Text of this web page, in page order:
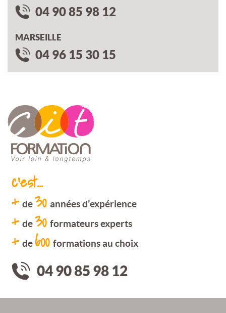
04 90 85 98 12
MARSEILLE
04 96 15 30 15
c'est...
+ de30 années d'expérience
+ de30 formateurs experts
+ de600 formations au choix
04 90 85 98 12